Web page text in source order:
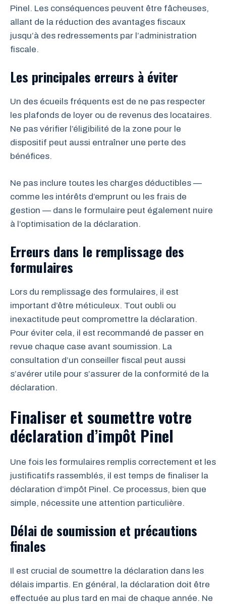
Pinel. Les conséquences peuvent être fâcheuses,
allant de la réduction des avantages fiscaux
jusqu’à des redressements par l’administration
fiscale.
Les principales erreurs à éviter
Un des écueils fréquents est de ne pas respecter
les plafonds de loyer ou de revenus des locataires.
Ne pas vérifier l’éligibilité de la zone pour le
dispositif peut aussi entraîner une perte des
bénéfices.
Ne pas inclure toutes les charges déductibles —
comme les intérêts d’emprunt ou les frais de
gestion — dans le formulaire peut également nuire
à l’optimisation de la déclaration.
Erreurs dans le remplissage des
formulaires
Lors du remplissage des formulaires, il est
important d’être méticuleux. Tout oubli ou
inexactitude peut compromettre la déclaration.
Pour éviter cela, il est recommandé de passer en
revue chaque case avant soumission. La
consultation d’un conseiller fiscal peut aussi
s’avérer utile pour s’assurer de la conformité de la
déclaration.
Finaliser et soumettre votre
déclaration d’impôt Pinel
Une fois les formulaires remplis correctement et les
justificatifs rassemblés, il est temps de finaliser la
déclaration d’impôt Pinel. Ce processus, bien que
simple, nécessite une attention particulière.
Délai de soumission et précautions
finales
Il est crucial de soumettre la déclaration dans les
délais impartis. En général, la déclaration doit être
effectuée au plus tard en mai de chaque année. Ne